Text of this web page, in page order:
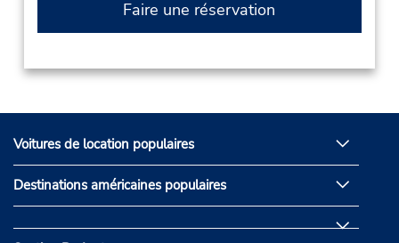
Faire une réservation
Voitures de location populaires
Destinations américaines populaires